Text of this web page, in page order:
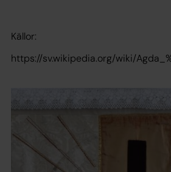
Källor:
https://sv.wikipedia.org/wiki/